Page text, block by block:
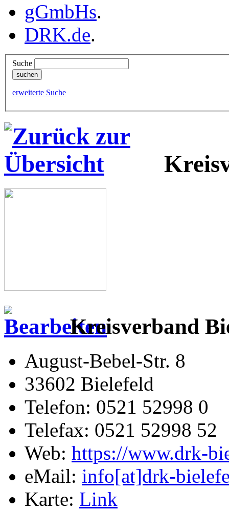
gGmbHs.
DRK.de.
Suche
erweiterte Suche
Kreisverband
August-Bebel-Str. 8
33602 Bielefeld
Telefon: 0521 52998 0
Telefax: 0521 52998 52
Web: https://www.drk-
eMail: info[at]drk-
Karte: Link